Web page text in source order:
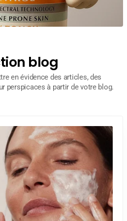
blog
en évidence des articles, des
perspicaces à partir de votre blog.